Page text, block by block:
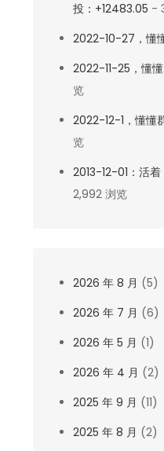
投：+12483.05 -
2022-10-27，懂
2022-11-25，懂懂
览
2022-12-1，懂懂
览
2013-12-01：活
2,992 浏览
2026 年 8 月 (5)
2026 年 7 月 (6)
2026 年 5 月 (1)
2026 年 4 月 (2)
2025 年 9 月 (11)
2025 年 8 月 (2)